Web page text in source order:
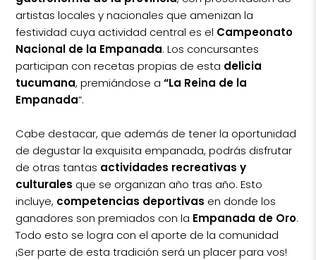
artistas locales y nacionales que amenizan la
festividad cuya actividad central es el Campeonato
Nacional de la Empanada. Los concursantes
participan con recetas propias de esta delicia
tucumana, premiándose a“La Reina de la
Empanada”.
Cabe destacar, que además de tener la oportunidad
de degustar la exquisita empanada, podrás disfrutar
de otras tantas actividades recreativas y
culturales que se organizan año tras año. Esto
incluye, competencias deportivas en donde los
ganadores son premiados con la Empanada de Oro.
Todo esto se logra con el aporte de la comunidad
¡Ser parte de esta tradición será un placer para vos!